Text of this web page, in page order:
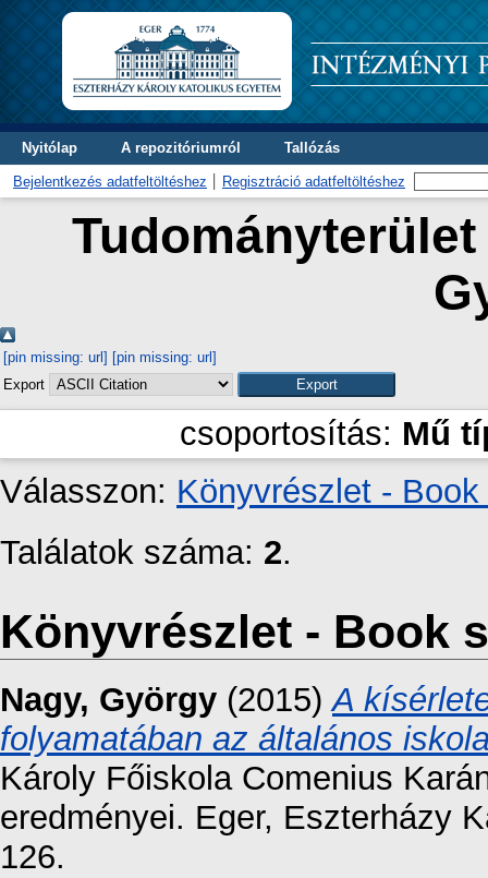
Nyitólap A repozitóriumról Tallózás
Bejelentkezés adatfeltöltéshez Regisztráció adatfeltöltéshez
[pin missing: url] [pin missing: url]
Export
csoportosítás: Mű
Válasszon: Könyvrészlet -
Találatok száma: 2.
Könyvrészlet - Book
Nagy, György (2015)A
folyamatában az általános
Károly Főiskola Comenius
eredményei. Eger, Eszterházy
126.